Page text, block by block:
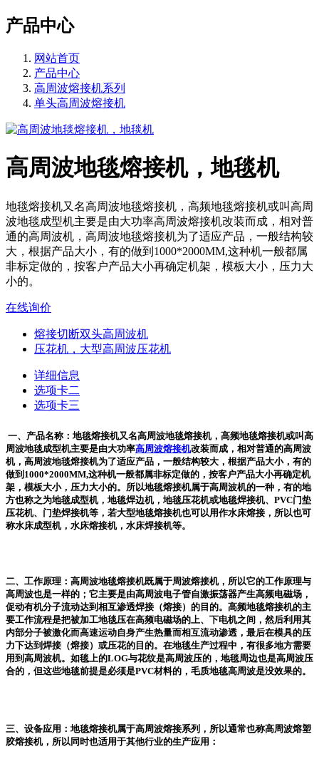
产品中心
网站首页
产品中心
高周波熔接机系列
单头高周波熔接机
高周波地毯熔接机，地毯机
地毯熔接机又名高周波地毯熔接机，高频地毯熔接机或叫高周
波地毯成型机主要是由大功率高周波熔接机改装而成，相对普
通的高周波机，高周波地毯熔接机为了适应产品，一般结构较
大，根据产品大小，有的做到1000*2000MM,这种机一般都属
非标定做的，按客户产品大小再确定机架，模板大小，压力大
小的。
在线询价
熔接切断双头高周波机
压花机，大型高周波压花机
详细信息
选项卡二
选项卡三
一、产品名称：地毯熔接机又名高周波地毯熔接机，高频地毯熔接机或叫高
周波地毯成型机主要是由大功率高周波熔接机改装而成，相对普通的高周波
机，高周波地毯熔接机为了适应产品，一般结构较大，根据产品大小，有的
做到1000*2000MM,这种机一般都属非标定做的，按客户产品大小再确定机
架，模板大小，压力大小的。所以地毯熔接机属于高周波机的一种，有的地
方也称之为地毯成型机，地毯焊边机，地毯压花机或地毯焊接机、PVC门垫
压花机、门垫焊接机等，若大型地毯熔接机也可以用作水床熔接，所以也可
称水床成型机，水床熔接机，水床焊接机等。
二、工作原理：高周波地毯熔接机既属于周波熔接机，所以它的工作原理与
高周波也是一样的；它主要是由高周波电子管自激振荡器产生高频电磁场，
促动有机分子流动达到相互渗透焊接（熔接）的目的。高频地毯熔接机的主
要工作流程是把被加工地毯压在高频电磁场的上、下电机之间，然后利用其
内部分子被激化而高速运动自身产生热量而相互流动渗透，最后在模具的压
力下达到焊接（熔接）或压花的目的。在地毯生产过程中，有很多地方需要
用到高周波机。如毯上的LOG与花纹是高周波压的，地毯周边也是高周波压
合的，但这些地毯前提是必须是PVC材料的，毛质地毯高周波是没效果的。
三、设备应用：地毯熔接机属于高周波熔接系列，所以通常也称高周波熔塑
胶熔接机，所以同时也适用于其他行业的生产应用：